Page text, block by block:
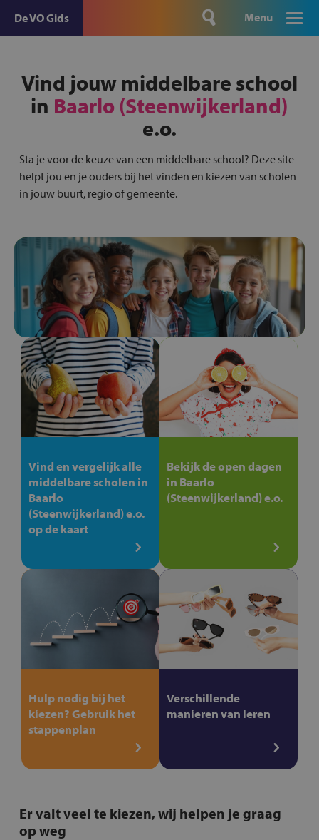
De VO Gids Menu
Vind jouw middelbare school
in Baarlo (Steenwijkerland)
e.o.
Sta je voor de keuze van een middelbare school? Deze site
helpt jou en je ouders bij het vinden en kiezen van scholen
in jouw buurt, regio of gemeente.
Vind en vergelijk alle
middelbare scholen in
Baarlo
(Steenwijkerland) e.o.
op de kaart
Bekijk de open dagen
in Baarlo
(Steenwijkerland) e.o.
Hulp nodig bij het
kiezen? Gebruik het
stappenplan
Verschillende
manieren van leren
Er valt veel te kiezen, wij helpen je graag
op weg